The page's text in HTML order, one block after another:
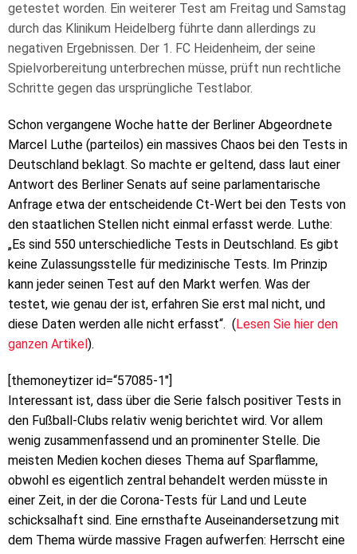
getestet worden. Ein weiterer Test am Freitag und Samstag
durch das Klinikum Heidelberg führte dann allerdings zu
negativen Ergebnissen. Der 1. FC Heidenheim, der seine
Spielvorbereitung unterbrechen müsse, prüft nun rechtliche
Schritte gegen das ursprüngliche Testlabor.
Schon vergangene Woche hatte der Berliner Abgeordnete
Marcel Luthe (parteilos) ein massives Chaos bei den Tests in
Deutschland beklagt. So machte er geltend, dass laut einer
Antwort des Berliner Senats auf seine parlamentarische
Anfrage etwa der entscheidende Ct-Wert bei den Tests von
den staatlichen Stellen nicht einmal erfasst werde. Luthe:
„Es sind 550 unterschiedliche Tests in Deutschland. Es gibt
keine Zulassungsstelle für medizinische Tests. Im Prinzip
kann jeder seinen Test auf den Markt werfen. Was der
testet, wie genau der ist, erfahren Sie erst mal nicht, und
diese Daten werden alle nicht erfasst“. ( Lesen Sie hier den
ganzen Artikel ).
[themoneytizer id=“57085-1″]
Interessant ist, dass über die Serie falsch positiver Tests in
den Fußball-Clubs relativ wenig berichtet wird. Vor allem
wenig zusammenfassend und an prominenter Stelle. Die
meisten Medien kochen dieses Thema auf Sparflamme,
obwohl es eigentlich zentral behandelt werden müsste in
einer Zeit, in der die Corona-Tests für Land und Leute
schicksalhaft sind. Eine ernsthafte Auseinandersetzung mit
dem Thema würde massive Fragen aufwerfen: Herrscht eine